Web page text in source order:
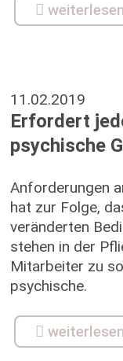
weiterlesen
11.02.2019
Erfordert
psychische
Anforderungen
hat zur Folge,
veränderten
stehen in der
Mitarbeiter zu
psychische.
weiterlesen